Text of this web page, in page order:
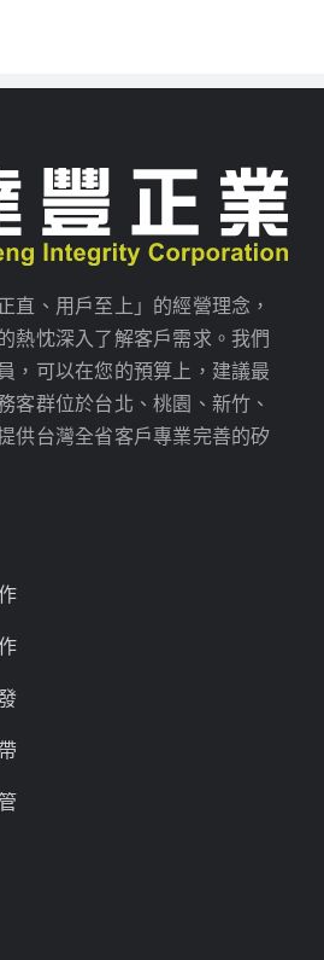
直、用戶至上」的經營理念，
熱忱深入了解客戶需求。我們
，可以在您的預算上，建議最
客群位於台北、桃園、新竹、
供台灣全省客戶專業完善的矽